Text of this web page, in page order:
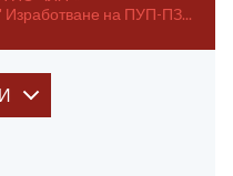
Изработване на ПУП-ПЗ...